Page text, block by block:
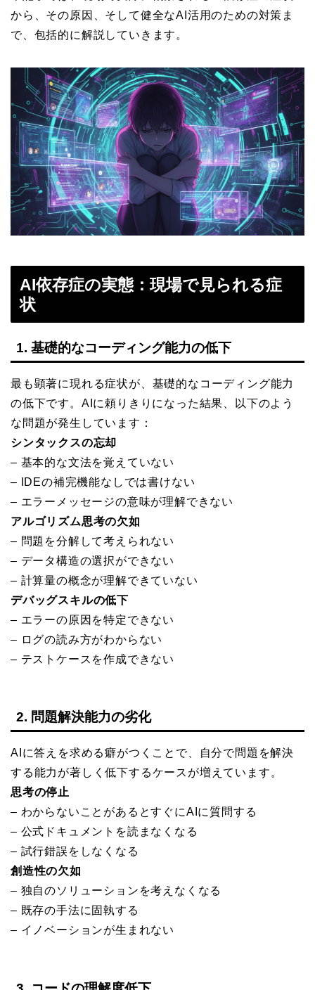
から、その原因、そして健全なAI活用のための対策ま
で、包括的に解説していきます。
AI依存症の実態：現場で見られる症
状
1. 基礎的なコーディング能力の低下
最も顕著に現れる症状が、基礎的なコーディング能力
の低下です。AIに頼りきりになった結果、以下のよう
な問題が発生しています：
シンタックスの忘却
– 基本的な文法を覚えていない
– IDEの補完機能なしでは書けない
– エラーメッセージの意味が理解できない
アルゴリズム思考の欠如
– 問題を分解して考えられない
– データ構造の選択ができない
– 計算量の概念が理解できていない
デバッグスキルの低下
– エラーの原因を特定できない
– ログの読み方がわからない
– テストケースを作成できない
2. 問題解決能力の劣化
AIに答えを求める癖がつくことで、自分で問題を解決
する能力が著しく低下するケースが増えています。
思考の停止
– わからないことがあるとすぐにAIに質問する
– 公式ドキュメントを読まなくなる
– 試行錯誤をしなくなる
創造性の欠如
– 独自のソリューションを考えなくなる
– 既存の手法に固執する
– イノベーションが生まれない